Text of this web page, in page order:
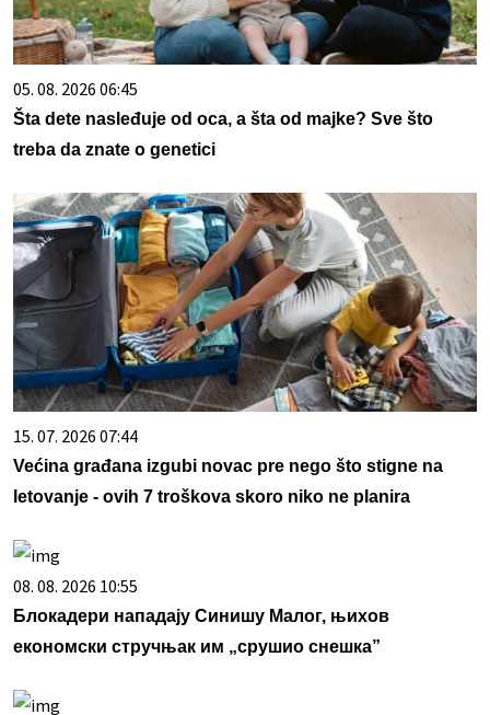
05. 08. 2026 06:45
Šta dete nasleđuje od oca, a šta od majke? Sve što
treba da znate o genetici
15. 07. 2026 07:44
Većina građana izgubi novac pre nego što stigne na
letovanje - ovih 7 troškova skoro niko ne planira
08. 08. 2026 10:55
Блокадери нападају Синишу Малог, њихов
економски стручњак им „срушио снешка”